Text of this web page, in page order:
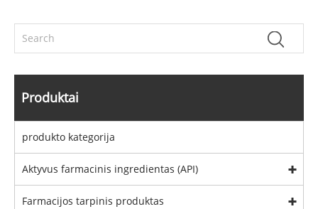
Produktai
produkto kategorija
Aktyvus farmacinis ingredientas (API)
Farmacijos tarpinis produktas